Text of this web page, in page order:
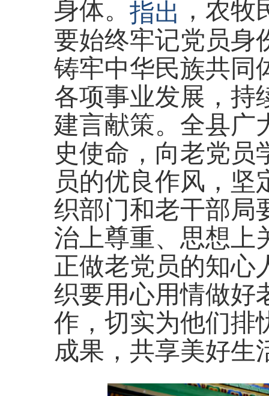
身体。 指出 ，农
要始终牢记党员身
铸牢中华民族共同
各项事业发展，持
建言献策。全县广
史使命，向老党员
员的优良作风，坚
织部门和老干部局
治上尊重、思想上
正做老党员的知心
织要用心用情做好
作，切实为他们排
成果，共享美好生